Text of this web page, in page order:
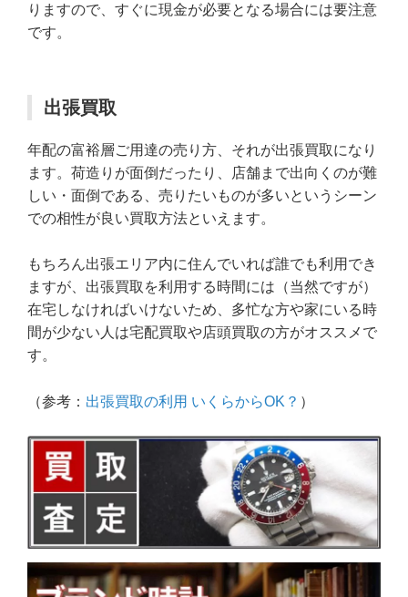
りますので、すぐに現金が必要となる場合には要注意
です。
出張買取
年配の富裕層ご用達の売り方、それが出張買取になり
ます。荷造りが面倒だったり、店舗まで出向くのが難
しい・面倒である、売りたいものが多いというシーン
での相性が良い買取方法といえます。
もちろん出張エリア内に住んでいれば誰でも利用でき
ますが、出張買取を利用する時間には（当然ですが）
在宅しなければいけないため、多忙な方や家にいる時
間が少ない人は宅配買取や店頭買取の方がオススメで
す。
（参考： 出張買取の利用 いくらからOK？ ）